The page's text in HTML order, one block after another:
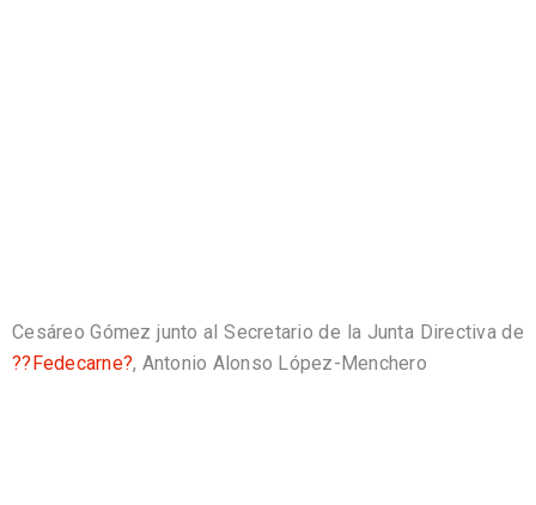
Cesáreo Gómez junto al Secretario de la Junta Directiva de
??Fedecarne?, Antonio Alonso López-Menchero